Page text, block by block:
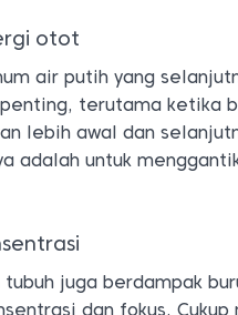
otot
air putih yang
terutama ketika
lebih awal dan
adalah untuk
tubuh juga berdampak
dan fokus.